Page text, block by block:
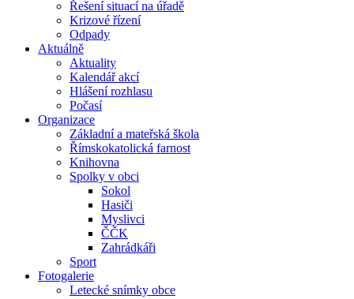
Řešení situací na úřadě
Krizové řízení
Odpady
Aktuálně
Aktuality
Kalendář akcí
Hlášení rozhlasu
Počasí
Organizace
Základní a mateřská škola
Římskokatolická farnost
Knihovna
Spolky v obci
Sokol
Hasiči
Myslivci
ČČK
Zahrádkáři
Sport
Fotogalerie
Letecké snímky obce